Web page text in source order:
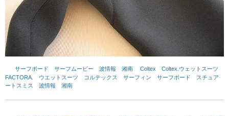
サーフボード サーフムービー 波情報 湘南 Coltex Coltex.ウェットスーツ
FACTORA.
ウエットスーツ コルテックス サーフィン サーフボード
スチュア
ートスミス
波情報 湘南